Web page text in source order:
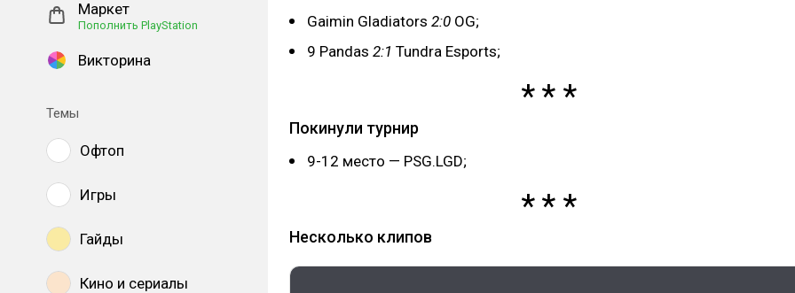
Маркет
Пополнить PlayStation
Викторина
Темы
Офтоп
Игры
Гайды
Кино и сериалы
Gaimin Gladiators 2:0 OG;
9 Pandas 2:1 Tundra Esports;
Покинули турнир
9-12 место — PSG.LGD;
Несколько клипов